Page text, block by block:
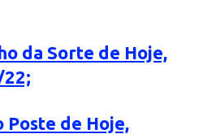
da Sorte de Hoje,
22;
Poste de Hoje,